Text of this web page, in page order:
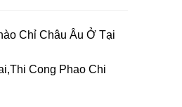
Chỉ Châu Âu Ở Tại
Cong Phao Chi